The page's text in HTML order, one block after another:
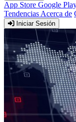
App Store Google
Tendencias Acerca de
Iniciar Sesión